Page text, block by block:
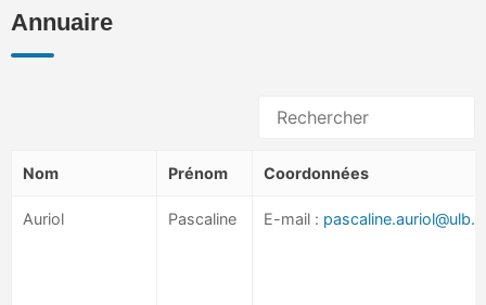
Annuaire
Nom Prénom Coordonnées
Auriol Pascaline E-mail :